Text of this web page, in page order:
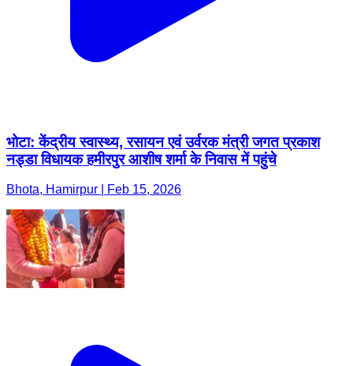
भोटा: केंद्रीय स्वास्थ्य, रसायन एवं उर्वरक मंत्री जगत प्रकाश
नड्डा विधायक हमीरपुर आशीष शर्मा के निवास में पहुंचे
Bhota, Hamirpur | Feb 15, 2026